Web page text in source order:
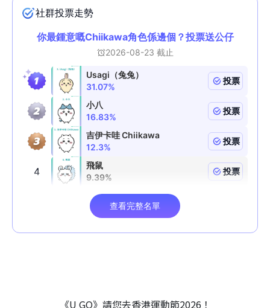
《U GO》請您去香港運動節2026！